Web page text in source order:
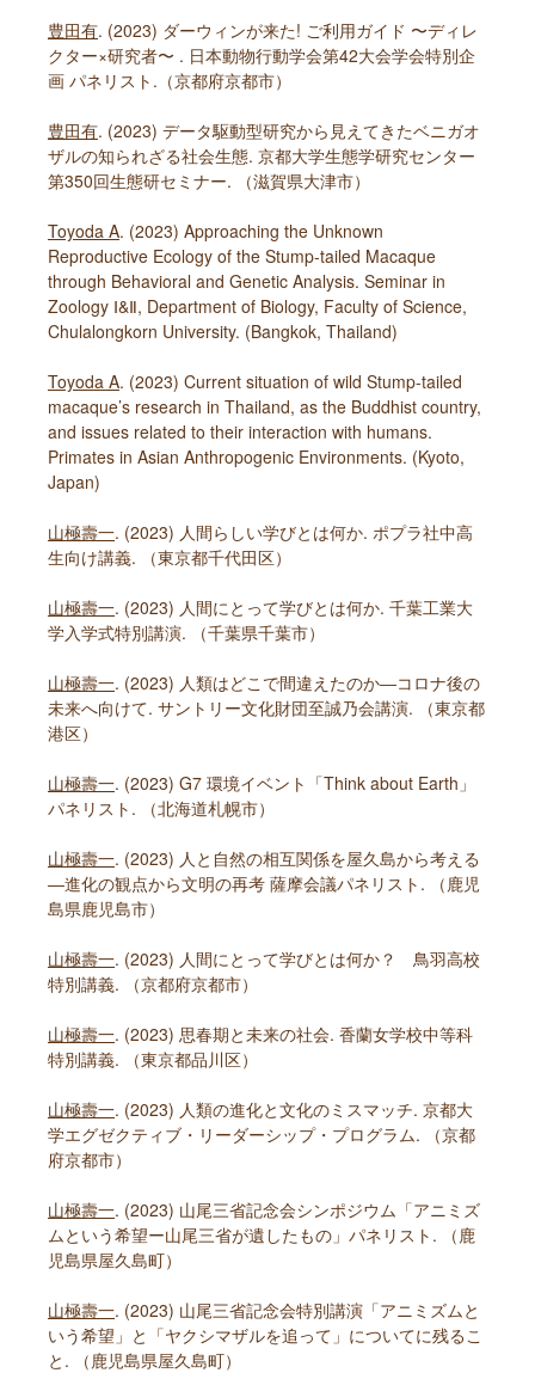
豊田有. (2023) ダーウィンが来た! ご利用ガイド 〜ディレ
クター×研究者〜 . 日本動物行動学会第42大会学会特別企
画 パネリスト.（京都府京都市）
豊田有. (2023) データ駆動型研究から見えてきたベニガオ
ザルの知られざる社会生態. 京都大学生態学研究センター
第350回生態研セミナー. （滋賀県大津市）
Toyoda A. (2023) Approaching the Unknown
Reproductive Ecology of the Stump-tailed Macaque
through Behavioral and Genetic Analysis. Seminar in
Zoology Ⅰ&Ⅱ, Department of Biology, Faculty of Science,
Chulalongkorn University. (Bangkok, Thailand)
Toyoda A. (2023) Current situation of wild Stump-tailed
macaque’s research in Thailand, as the Buddhist country,
and issues related to their interaction with humans.
Primates in Asian Anthropogenic Environments. (Kyoto,
Japan)
山極壽一. (2023) 人間らしい学びとは何か. ポプラ社中高
生向け講義. （東京都千代田区）
山極壽一. (2023) 人間にとって学びとは何か. 千葉工業大
学入学式特別講演. （千葉県千葉市）
山極壽一. (2023) 人類はどこで間違えたのか―コロナ後の
未来へ向けて. サントリー文化財団至誠乃会講演. （東京都
港区）
山極壽一. (2023) G7 環境イベント「Think about Earth」
パネリスト. （北海道札幌市）
山極壽一. (2023) 人と自然の相互関係を屋久島から考える
―進化の観点から文明の再考 薩摩会議パネリスト. （鹿児
島県鹿児島市）
山極壽一. (2023) 人間にとって学びとは何か？ 鳥羽高校
特別講義. （京都府京都市）
山極壽一. (2023) 思春期と未来の社会. 香蘭女学校中等科
特別講義. （東京都品川区）
山極壽一. (2023) 人類の進化と文化のミスマッチ. 京都大
学エグゼクティブ・リーダーシップ・プログラム. （京都
府京都市）
山極壽一. (2023) 山尾三省記念会シンポジウム「アニミズ
ムという希望ー山尾三省が遺したもの」パネリスト. （鹿
児島県屋久島町）
山極壽一. (2023) 山尾三省記念会特別講演「アニミズムと
いう希望」と「ヤクシマザルを追って」についてに残るこ
と. （鹿児島県屋久島町）